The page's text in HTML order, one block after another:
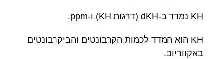
KH נמדד ב-dKH (דרגות KH) ו-ppm.
KH הוא המדד לכמות הקרבונטים והביקרבונטים
באקווריום.